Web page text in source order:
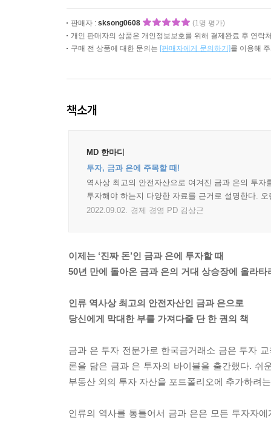
판매자 : sksong0608
(1명 평가)
개인 판매자의 상품은 개인정보보호를 위해 결제완료 후 연락
구매 전 상품에 대한 문의는 [판매자에게 문의하기]를 이용해
책소개
MD 한마디
투자, 금과 은에 주목할 때!
역사상 최고의 안전자산으로 여겨진 금과 은의 투
투자해야 하는지 다양한 자료를 근거로 설명한다.
2022.09.02. 경제 경영 PD 김상근
이제는 ‘진짜 돈’인 금과 은에 투자할 때
50년 만에 돌아온 금과 은의 거대 상승장에 올라타
인류 역사상 최고의 안전자산인 금과 은으로
당신에게 막대한 부를 가져다줄 단 한 권의 책
금과 은 투자 전문가로 한국금거래소 금은 투자
론을 담은 금과 은 투자의 바이블을 출간했다. 쉬
부동산 외의 투자 자산을 포트폴리오에 추가하려
인류의 역사를 통틀어서 금과 은은 모든 투자자